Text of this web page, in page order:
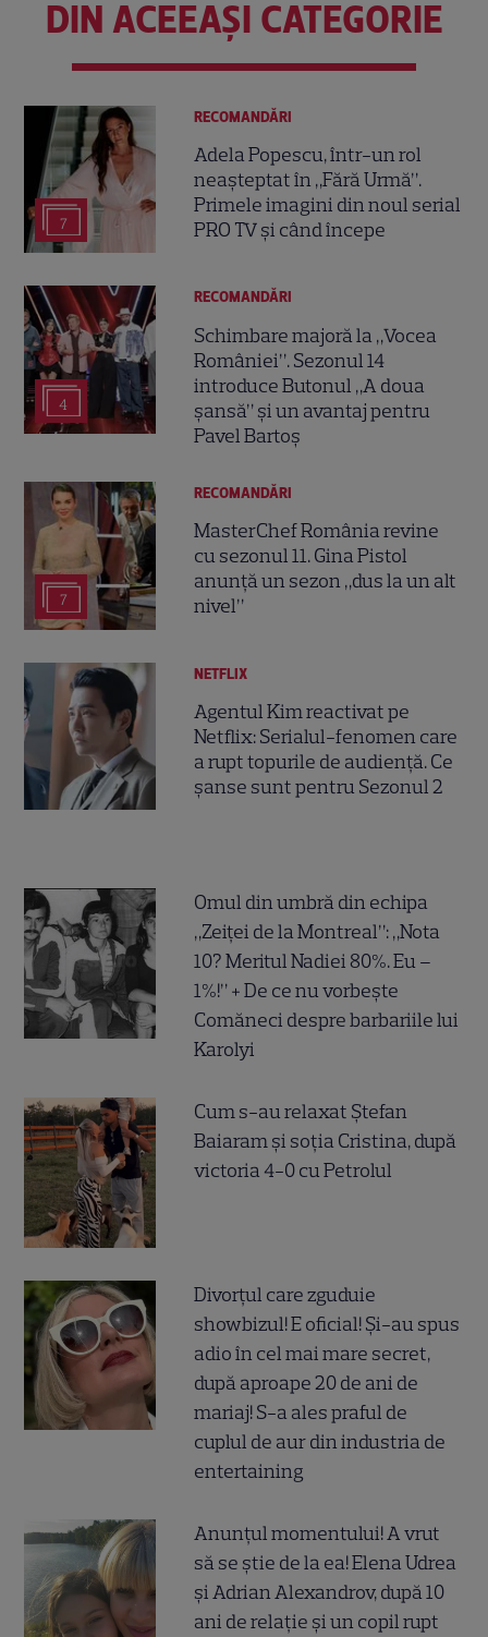
DIN ACEEAȘI CATEGORIE
7
RECOMANDĂRI
Adela Popescu, într-un rol
neașteptat în „Fără Urmă”.
Primele imagini din noul serial
PRO TV și când începe
4
RECOMANDĂRI
Schimbare majoră la „Vocea
României”. Sezonul 14
introduce Butonul „A doua
șansă” și un avantaj pentru
Pavel Bartoș
7
RECOMANDĂRI
MasterChef România revine
cu sezonul 11. Gina Pistol
anunță un sezon „dus la un alt
nivel”
NETFLIX
Agentul Kim reactivat pe
Netflix: Serialul-fenomen care
a rupt topurile de audiență. Ce
șanse sunt pentru Sezonul 2
Omul din umbră din echipa
„Zeiței de la Montreal”: „Nota
10? Meritul Nadiei 80%. Eu –
1%!” + De ce nu vorbește
Comăneci despre barbariile lui
Karolyi
Cum s-au relaxat Ștefan
Baiaram și soția Cristina, după
victoria 4-0 cu Petrolul
Divorțul care zguduie
showbizul! E oficial! Și-au spus
adio în cel mai mare secret,
după aproape 20 de ani de
mariaj! S-a ales praful de
cuplul de aur din industria de
entertaining
Anunțul momentului! A vrut
să se știe de la ea! Elena Udrea
și Adrian Alexandrov, după 10
ani de relație și un copil rupt